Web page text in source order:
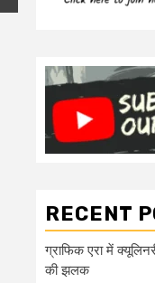
RECENT
ग्राफिक एरा में
की झलक